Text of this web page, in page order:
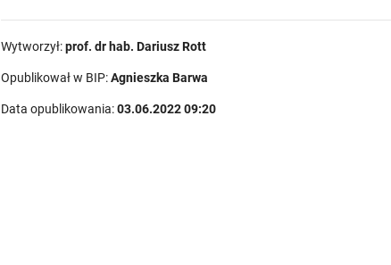
Wytworzył:prof. dr hab. Dariusz Rott
Opublikował w BIP:Agnieszka Barwa
Data opublikowania:03.06.2022 09:20